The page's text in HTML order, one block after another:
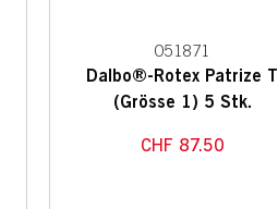
051871
Dalbo®-Rotex Patrize T
(Grösse 1) 5 Stk.
CHF 87.50